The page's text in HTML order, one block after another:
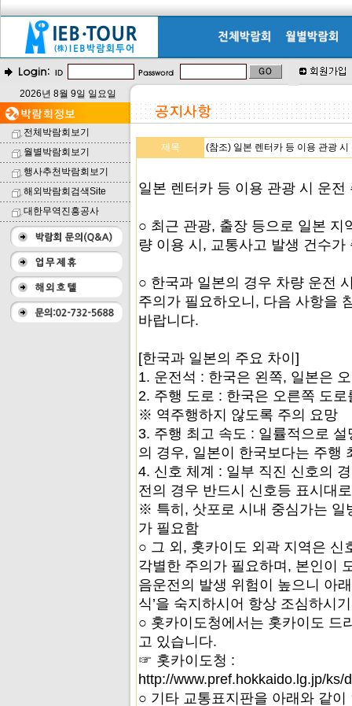
2026년 8월 9일 일요일
전체박람회보기
월별박람회보기
행사추천박람회보기
해외박람회검색Site
대한무역진흥공사
제목 (참조) 일본 렌터카 등 이용 관광 시
일본 렌터카 등 이용 관광 시 운전
○ 최근 관광, 출장 등으로 일본 지
량 이용 시, 교통사고 발생 건수가
○ 한국과 일본의 경우 차량 운전
주의가 필요하오니, 다음 사항을
바랍니다.
[한국과 일본의 주요 차이]
1. 운전석 : 한국은 왼쪽, 일본은
2. 주행 도로 : 한국은 오른쪽 도
※ 역주행하지 않도록 주의 요망
3. 주행 최고 속도 : 일률적으로
의 경우, 일본이 한국보다는 주행
4. 신호 체계 : 일부 직진 신호의
전의 경우 반드시 신호등 표시대
※ 특히, 삿포로 시내 중심가는 일
가 필요함
○ 그 외, 홋카이도 외곽 지역은 신
각별한 주의가 필요하며, 본인이
음운전의 발생 위험이 높으니 아
식’을 숙지하시어 항상 조심하시
○ 홋카이도청에서는 홋카이도 드
고 있습니다.
☞ 홋카이도청 :
http://www.pref.hokkaido.lg.jp/
○ 기타 교통표지판을 아래와 같